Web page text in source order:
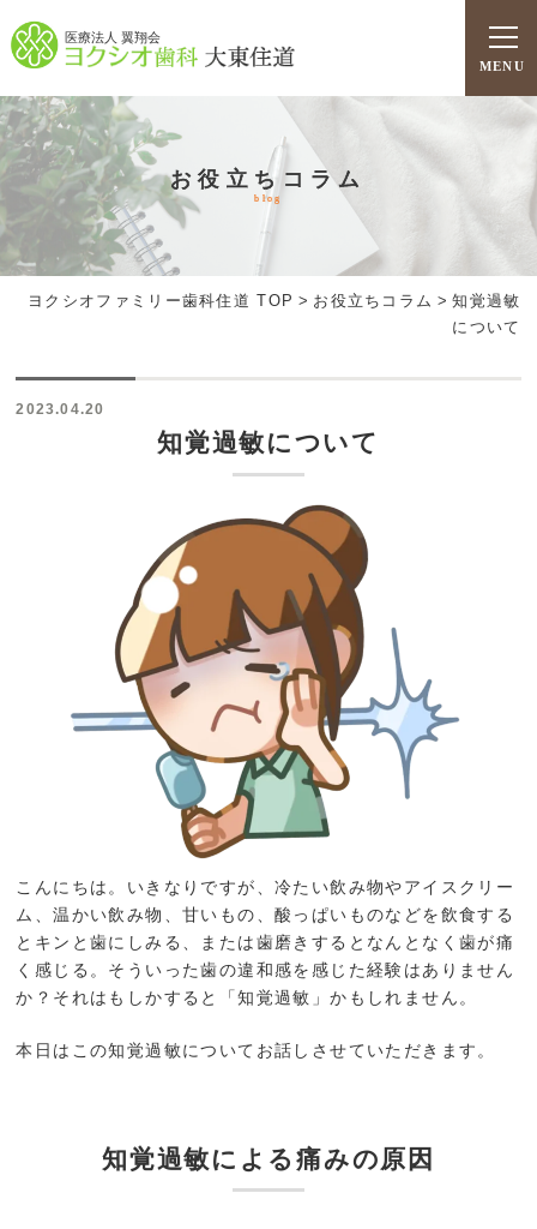
医療法人 翼翔会
MENU
お役立ちコラム
blog
ヨクシオファミリー歯科住道 TOP > お役立ちコラム >知覚過敏
について
2023.04.20
知覚過敏について
こんにちは。いきなりですが、冷たい飲み物やアイスクリー
ム、温かい飲み物、甘いもの、酸っぱいものなどを飲食する
とキンと歯にしみる、または歯磨きするとなんとなく歯が痛
く感じる。そういった歯の違和感を感じた経験はありません
か？それはもしかすると「知覚過敏」かもしれません。
本日はこの知覚過敏についてお話しさせていただきます。
知覚過敏による痛みの原因